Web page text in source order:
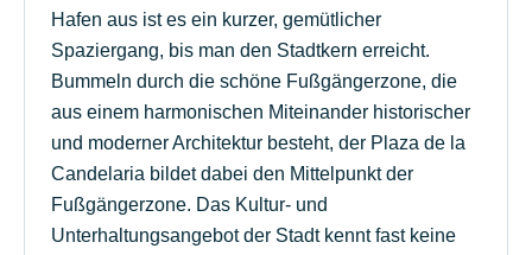
Hafen aus ist es ein kurzer, gemütlicher
Spaziergang, bis man den Stadtkern erreicht.
Bummeln durch die schöne Fußgängerzone, die
aus einem harmonischen Miteinander historischer
und moderner Architektur besteht, der Plaza de la
Candelaria bildet dabei den Mittelpunkt der
Fußgängerzone. Das Kultur- und
Unterhaltungsangebot der Stadt kennt fast keine